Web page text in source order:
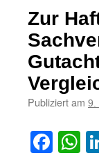
Zur
Publiziert am 9.